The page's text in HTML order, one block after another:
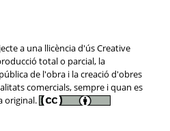
a una llicència d'ús Creative
total o parcial, la
de l'obra i la creació d'obres
comercials, sempre i quan es
original.